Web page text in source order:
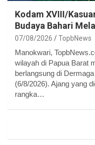
Kodam XVIII/
Budaya Bahari
07/08/2026 TopbNews
Manokwari,
wilayah di Papua Barat
berlangsung di
(6/8/2026). Ajang yang
rangka…